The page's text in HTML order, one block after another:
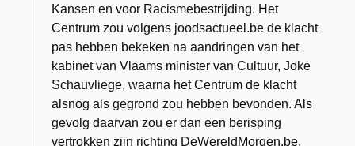
Kansen en voor Racismebestrijding. Het
Centrum zou volgens joodsactueel.be de klacht
pas hebben bekeken na aandringen van het
kabinet van Vlaams minister van Cultuur, Joke
Schauvliege, waarna het Centrum de klacht
alsnog als gegrond zou hebben bevonden. Als
gevolg daarvan zou er dan een berisping
vertrokken zijn richting DeWereldMorgen.be,